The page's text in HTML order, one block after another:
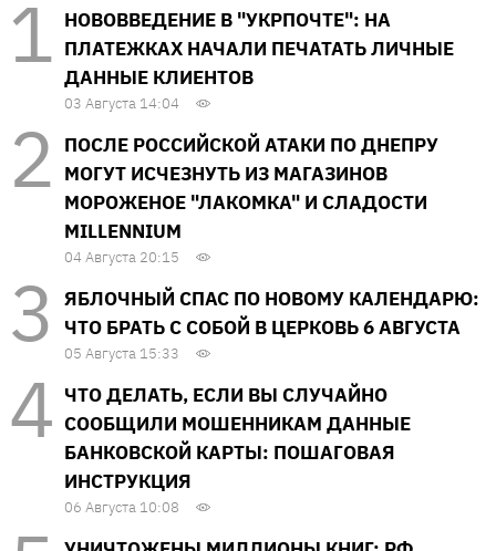
НОВОВВЕДЕНИЕ В "УКРПОЧТЕ": НА
ПЛАТЕЖКАХ НАЧАЛИ ПЕЧАТАТЬ ЛИЧНЫЕ
ДАННЫЕ КЛИЕНТОВ
03 Августа 14:04
ПОСЛЕ РОССИЙСКОЙ АТАКИ ПО ДНЕПРУ
МОГУТ ИСЧЕЗНУТЬ ИЗ МАГАЗИНОВ
МОРОЖЕНОЕ "ЛАКОМКА" И СЛАДОСТИ
MILLENNIUM
04 Августа 20:15
ЯБЛОЧНЫЙ СПАС ПО НОВОМУ КАЛЕНДАРЮ:
ЧТО БРАТЬ С СОБОЙ В ЦЕРКОВЬ 6 АВГУСТА
05 Августа 15:33
ЧТО ДЕЛАТЬ, ЕСЛИ ВЫ СЛУЧАЙНО
СООБЩИЛИ МОШЕННИКАМ ДАННЫЕ
БАНКОВСКОЙ КАРТЫ: ПОШАГОВАЯ
ИНСТРУКЦИЯ
06 Августа 10:08